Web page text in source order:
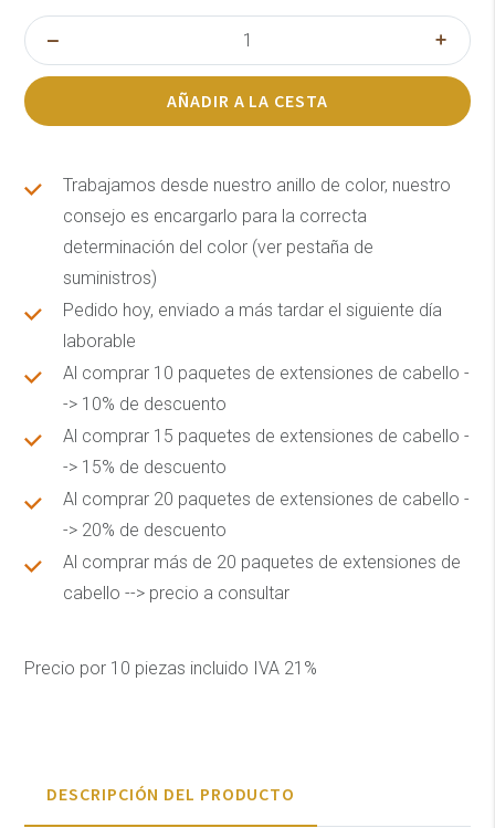
AÑADIR A LA CESTA
Trabajamos desde nuestro anillo de color, nuestro
consejo es encargarlo para la correcta
determinación del color (ver pestaña de
suministros)
Pedido hoy, enviado a más tardar el siguiente día
laborable
Al comprar 10 paquetes de extensiones de cabello -
-> 10% de descuento
Al comprar 15 paquetes de extensiones de cabello -
-> 15% de descuento
Al comprar 20 paquetes de extensiones de cabello -
-> 20% de descuento
Al comprar más de 20 paquetes de extensiones de
cabello --> precio a consultar
Precio por 10 piezas incluido IVA 21%
DESCRIPCIÓN DEL PRODUCTO